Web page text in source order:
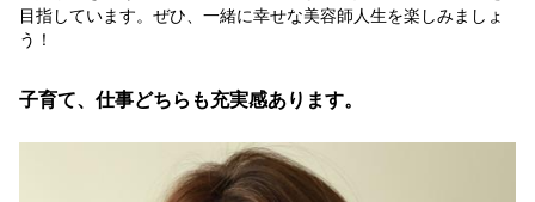
目指しています。ぜひ、一緒に幸せな美容師人生を楽しみましょ
う！
子育て、仕事どちらも充実感あります。